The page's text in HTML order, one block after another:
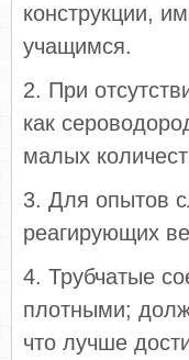
конструкции,
учащимся.
2. При
как
малых
3. Для опытов
реагирующих
4. Трубчатые
плотными;
что лучше